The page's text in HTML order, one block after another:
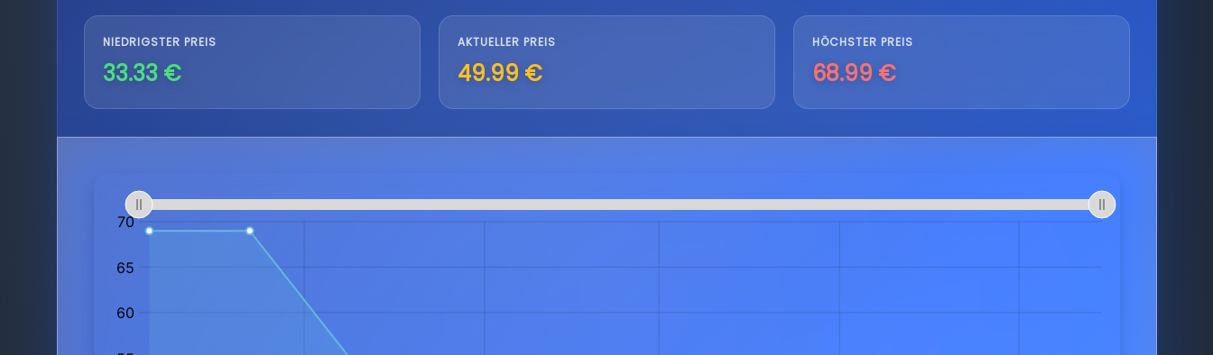
NIEDRIGSTER PREIS
33.33 €
AKTUELLER PREIS
49.99 €
HÖCHSTER PREIS
68.99 €